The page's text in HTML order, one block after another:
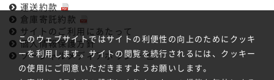
運送約款
倉庫寄託約款
サイトのご利用にあたって
個人情報保護方針
ソーシャルメディアポリシー
このウェブサイトではサイトの利便性の向上のためにクッキ
ーを利用します。サイトの閲覧を続行されるには、クッキー
の使用にご同意いただきますようお願いします。